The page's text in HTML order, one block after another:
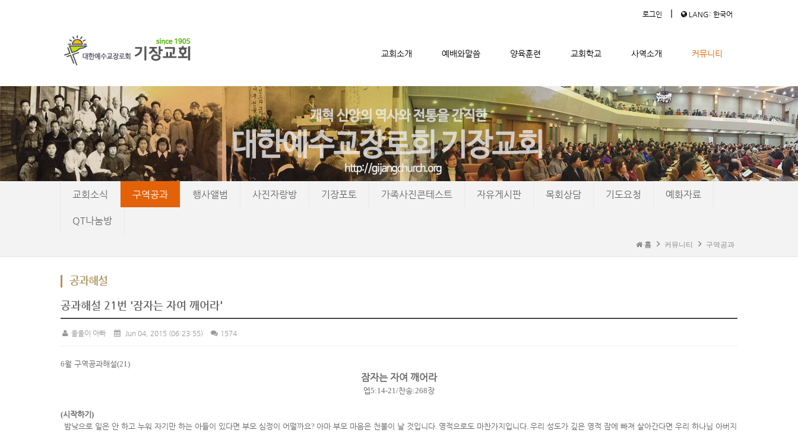
로그인 | LANG: 한국어
교회소개 예배와말씀 양육훈련 교회학교 사역소개 커뮤니티
메뉴 건너뛰기
교회소식 구역공과 행사앨범 사진자랑방 기장포토 가족사진콘테스트 자유게시판 목회상담 기도요청 예화자료
QT나눔방
홈 커뮤니티 구역공과
공과해설
공과해설 21번 '잠자는 자여 깨어라'
울울이 아빠 Jun 04, 2015 (06:23:55) 1574
6월 구역공과해설(21)
잠자는 자여 깨어라
엡5:14-21/찬송:268장
(시작하기 )
밤낮으로 일은 안 하고 누워 자기만 하는 아들이 있다면 부모 심정이 어떨까요? 아마 부모 마음은 천불이 날 것입니다. 영적으로도 마찬가지입니다. 우리 성도가 깊은 영적 잠에 빠져 살아간다면 우리 하나님 아버지